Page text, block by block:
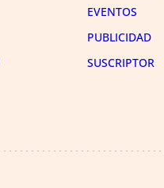
EVENTOS
PUBLICIDAD
SUSCRIPTOR